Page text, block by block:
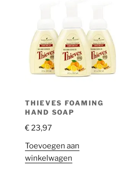
THIEVES FOAMING
HAND SOAP
€23,97
Toevoegen aan
winkelwagen